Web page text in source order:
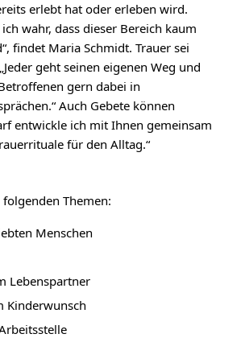
erlebt hat oder erleben wird.
wahr, dass dieser Bereich kaum
findet Maria Schmidt. Trauer sei
geht seinen eigenen Weg und
gern dabei in
Auch Gebete können
entwickle ich mit Ihnen gemeinsam
für den Alltag.“
Themen:
Menschen
Lebenspartner
Kinderwunsch